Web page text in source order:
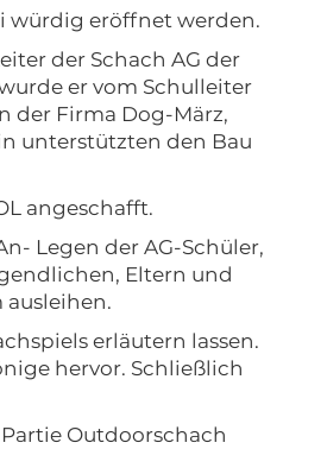
würdig eröffnet werden.
der Schach AG der
er vom Schulleiter
der Firma Dog-März,
unterstützten den Bau
angeschafft.
Legen der AG-Schüler,
Eltern und
erläutern lassen.
hervor. Schließlich
Outdoorschach